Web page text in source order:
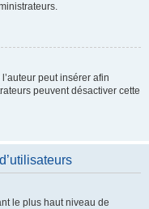
peut insérer afin
peuvent désactiver cette
le plus haut niveau de